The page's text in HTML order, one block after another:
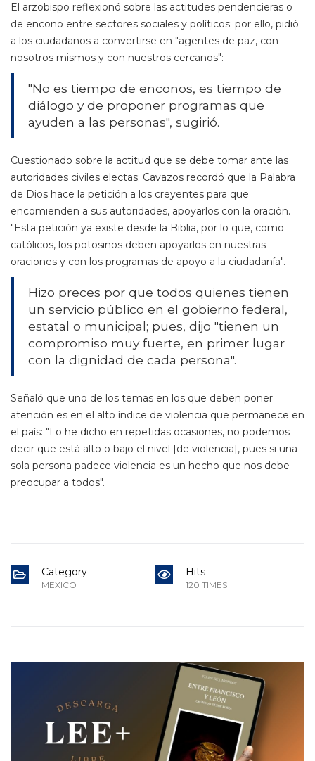
El arzobispo reflexionó sobre las actitudes pendencieras o
de encono entre sectores sociales y políticos; por ello, pidió
a los ciudadanos a convertirse en "agentes de paz, con
nosotros mismos y con nuestros cercanos":
"No es tiempo de enconos, es tiempo de
diálogo y de proponer programas que
ayuden a las personas", sugirió.
Cuestionado sobre la actitud que se debe tomar ante las
autoridades civiles electas; Cavazos recordó que la Palabra
de Dios hace la petición a los creyentes para que
encomienden a sus autoridades, apoyarlos con la oración.
"Esta petición ya existe desde la Biblia, por lo que, como
católicos, los potosinos deben apoyarlos en nuestras
oraciones y con los programas de apoyo a la ciudadanía".
Hizo preces por que todos quienes tienen
un servicio público en el gobierno federal,
estatal o municipal; pues, dijo "tienen un
compromiso muy fuerte, en primer lugar
con la dignidad de cada persona".
Señaló que uno de los temas en los que deben poner
atención es en el alto índice de violencia que permanece en
el país: "Lo he dicho en repetidas ocasiones, no podemos
decir que está alto o bajo el nivel [de violencia], pues si una
sola persona padece violencia es un hecho que nos debe
preocupar a todos".
Category
MEXICO
Hits
120 TIMES